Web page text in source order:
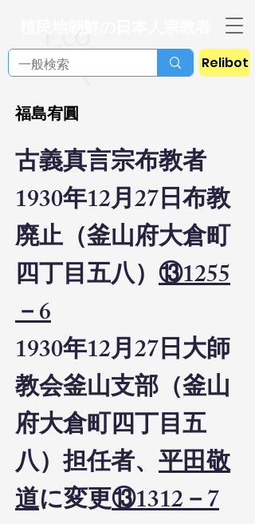
Relibot
福島宥圓
古義真言宗布教者
1930年12月27日布教
廃止（釜山府大倉町
四丁目五八） ⑬1255
－6
1930年12月27日大師
教会釜山支部（釜山
府大倉町四丁目五
八）担任者、 平田敬
道に変更⑬1312－7